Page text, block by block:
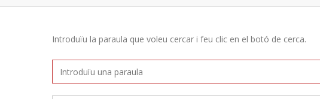
Introduïu la paraula que voleu cercar i feu clic en el botó de cerca.